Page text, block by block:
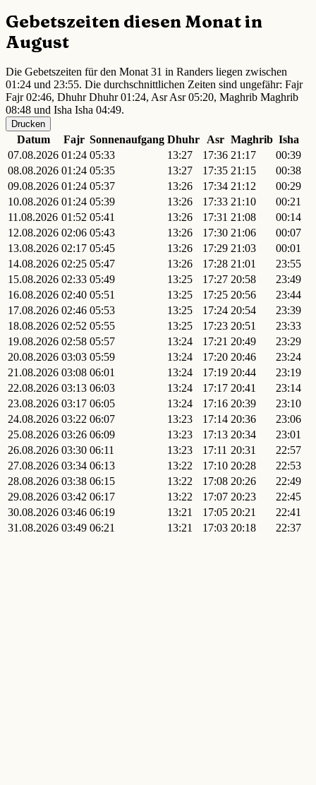
Gebetszeiten diesen Monat in
August
Die Gebetszeiten für den Monat 31 in Randers liegen zwischen
01:24 und 23:55. Die durchschnittlichen Zeiten sind ungefähr: Fajr
Fajr 02:46, Dhuhr Dhuhr 01:24, Asr Asr 05:20, Maghrib Maghrib
08:48 und Isha Isha 04:49.
Drucken
Datum Fajr Sonnenaufgang Dhuhr Asr Maghrib Isha
07.08.2026 01:24 05:33 13:27 17:36 21:17
00:39
08.08.2026 01:24 05:35 13:27 17:35 21:15
00:38
09.08.2026 01:24 05:37 13:26 17:34 21:12
00:29
10.08.2026 01:24 05:39 13:26 17:33 21:10
00:21
11.08.2026 01:52 05:41 13:26 17:31 21:08
00:14
12.08.2026 02:06 05:43 13:26 17:30 21:06
00:07
13.08.2026 02:17 05:45 13:26 17:29 21:03
00:01
14.08.2026 02:25 05:47 13:26 17:28 21:01
23:55
15.08.2026 02:33 05:49 13:25 17:27 20:58
23:49
16.08.2026 02:40 05:51 13:25 17:25 20:56
23:44
17.08.2026 02:46 05:53 13:25 17:24 20:54
23:39
18.08.2026 02:52 05:55 13:25 17:23 20:51
23:33
19.08.2026 02:58 05:57 13:24 17:21 20:49
23:29
20.08.2026 03:03 05:59 13:24 17:20 20:46
23:24
21.08.2026 03:08 06:01 13:24 17:19 20:44
23:19
22.08.2026 03:13 06:03 13:24 17:17 20:41
23:14
23.08.2026 03:17 06:05 13:24 17:16 20:39
23:10
24.08.2026 03:22 06:07 13:23 17:14 20:36
23:06
25.08.2026 03:26 06:09 13:23 17:13 20:34
23:01
26.08.2026 03:30 06:11 13:23 17:11 20:31
22:57
27.08.2026 03:34 06:13 13:22 17:10 20:28
22:53
28.08.2026 03:38 06:15 13:22 17:08 20:26
22:49
29.08.2026 03:42 06:17 13:22 17:07 20:23
22:45
30.08.2026 03:46 06:19 13:21 17:05 20:21
22:41
31.08.2026 03:49 06:21 13:21 17:03 20:18 22:37